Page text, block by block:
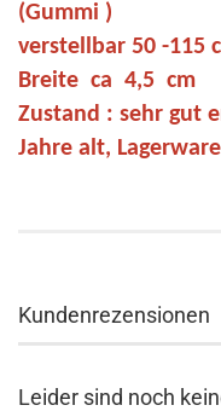
(Gummi )
verstellbar 50 -115
Breite ca 4,5 cm
Zustand : sehr gut
Jahre alt, Lagerware
Kundenrezensionen
Leider sind noch